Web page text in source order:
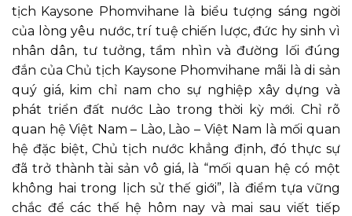
tịch Kaysone Phomvihane là biểu tượng sáng ngời
của lòng yêu nước, trí tuệ chiến lược, đức hy sinh vì
nhân dân, tư tưởng, tầm nhìn và đường lối đúng
đắn của Chủ tịch Kaysone Phomvihane mãi là di sản
quý giá, kim chỉ nam cho sự nghiệp xây dựng và
phát triển đất nước Lào trong thời kỳ mới. Chỉ rõ
quan hệ Việt Nam – Lào, Lào – Việt Nam là mối quan
hệ đặc biệt, Chủ tịch nước khẳng định, đó thực sự
đã trở thành tài sản vô giá, là “mối quan hệ có một
không hai trong lịch sử thế giới”, là điểm tựa vững
chắc để các thế hệ hôm nay và mai sau viết tiếp